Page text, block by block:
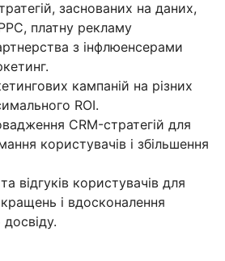
заснованих на даних,
платну рекламу
з інфлюенсерами
кампаній на різних
ROI.
CRM-стратегій для
користувачів і збільшення
відгуків користувачів для
і вдосконалення